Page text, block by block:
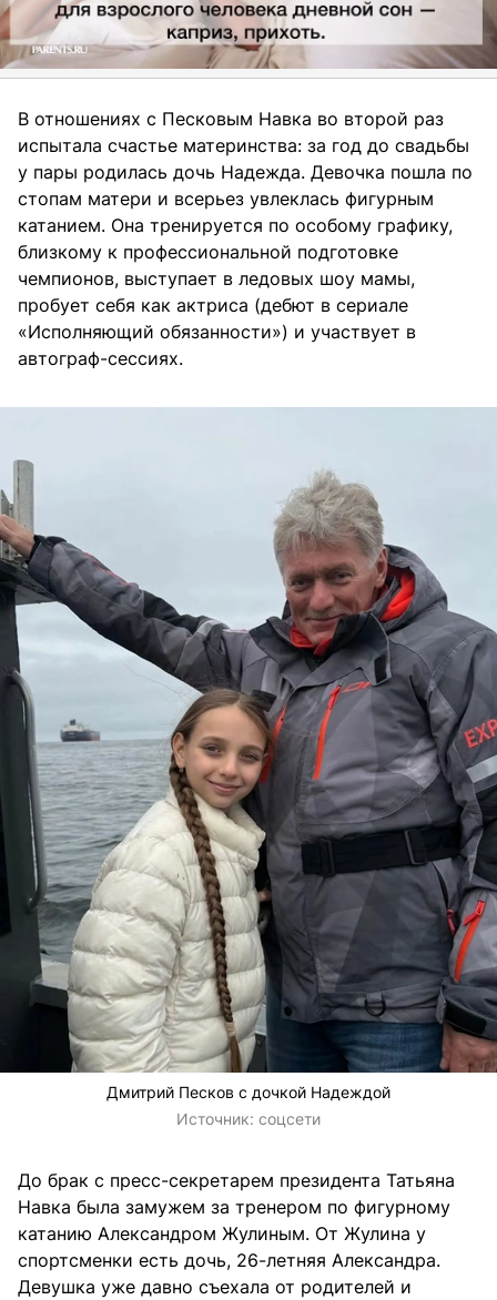
В отношениях с Песковым Навка во второй раз
испытала счастье материнства: за год до свадьбы
у пары родилась дочь Надежда. Девочка пошла по
стопам матери и всерьез увлеклась фигурным
катанием. Она тренируется по особому графику,
близкому к профессиональной подготовке
чемпионов, выступает в ледовых шоу мамы,
пробует себя как актриса (дебют в сериале
«Исполняющий обязанности») и участвует в
автограф-сессиях.
Дмитрий Песков с дочкой Надеждой
Источник: соцсети
До брак с пресс-секретарем президента Татьяна
Навка была замужем за тренером по фигурному
катанию Александром Жулиным. От Жулина у
спортсменки есть дочь, 26-летняя Александра.
Девушка уже давно съехала от родителей и